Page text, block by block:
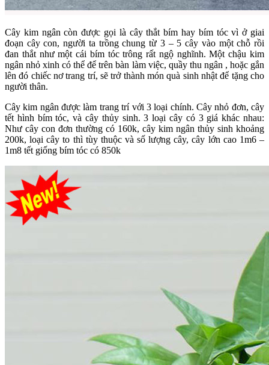
Cây kim ngân còn được gọi là cây thắt bím hay bím tóc vì ở giai
đoạn cây con, người ta trồng chung từ 3 – 5 cây vào một chỗ rồi
đan thắt như một cái bím tóc trông rất ngộ nghĩnh. Một chậu kim
ngân nhỏ xinh có thể để trên bàn làm việc, quầy thu ngân , hoặc gắn
lên đó chiếc nơ trang trí, sẽ trở thành món quà sinh nhật để tặng cho
người thân.
Cây kim ngân được làm trang trí với 3 loại chính. Cây nhỏ đơn, cây
tết hình bím tóc, và cây thủy sinh. 3 loại cây có 3 giá khác nhau:
Như cây con đơn thường có 160k, cây kim ngân thủy sinh khoảng
200k, loại cây to thì tùy thuộc và số lượng cây, cây lớn cao 1m6 –
1m8 tết giống bím tóc có 850k